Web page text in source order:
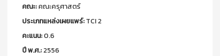
คณะ:คณะครุศาสตร์
ประเภทแหล่งเผยแพร์:TCI 2
คะแนน:0.6
ปี พ.ศ.:2556